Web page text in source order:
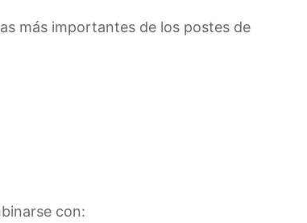
más importantes de los postes de
con: